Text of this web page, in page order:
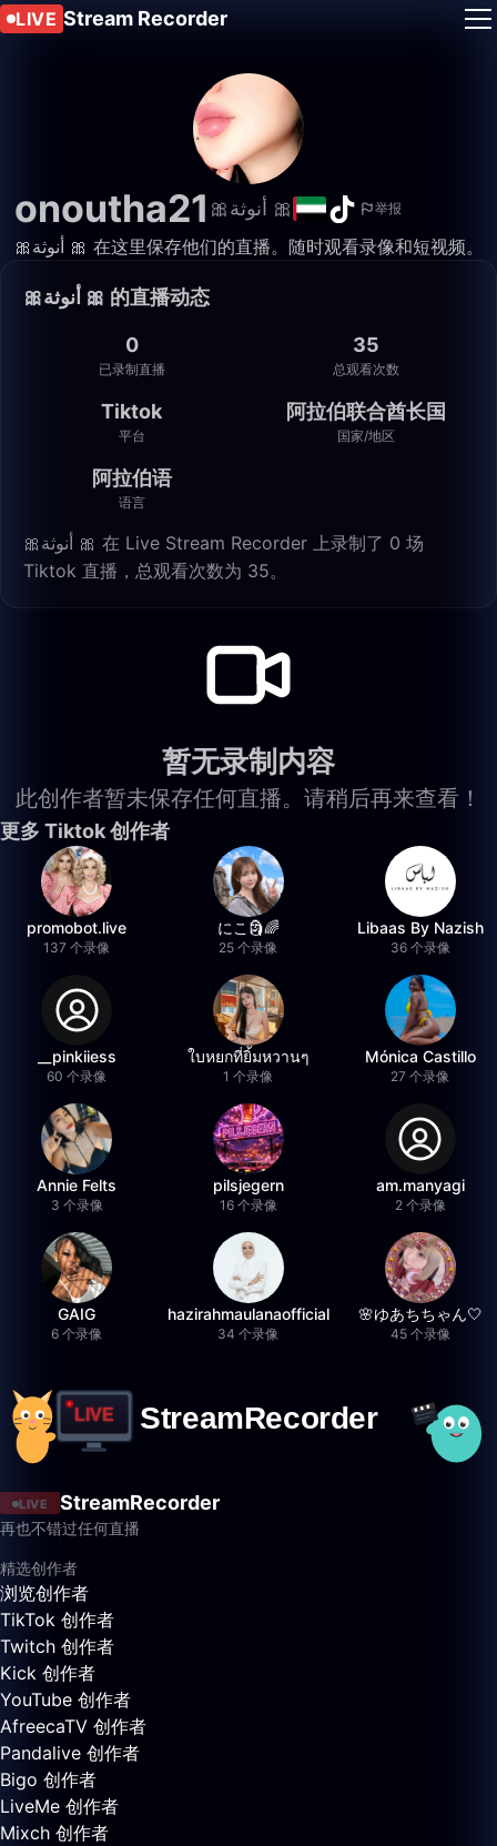
LIVE Stream Recorder
onoutha21 🎀أنوثة 🎀 举报
🎀أنوثة 🎀 在这里保存他们的直播。随时观看录像和短视频。
🎀أنوثة 🎀 的直播动态
0
已录制直播
35
总观看次数
Tiktok
平台
阿拉伯联合酋长国
国家/地区
阿拉伯语
语言
🎀أنوثة 🎀 在 Live Stream Recorder 上录制了 0 场
Tiktok 直播，总观看次数为 35。
暂无录制内容
此创作者暂未保存任何直播。请稍后再来查看！
更多 Tiktok 创作者
promobot.live
137 个录像
にこ🗿🌈
25 个录像
Libaas By Nazish
36 个录像
__pinkiiess
60 个录像
ใบหยกที่ยิ้มหวานๆ
1 个录像
Mónica Castillo
27 个录像
Annie Felts
3 个录像
pilsjegern
16 个录像
am.manyagi
2 个录像
GAIG
6 个录像
hazirahmaulanaofficial
34 个录像
🌸ゆあちちゃん🤍
45 个录像
LIVE StreamRecorder
再也不错过任何直播
精选创作者
浏览创作者
TikTok 创作者
Twitch 创作者
Kick 创作者
YouTube 创作者
AfreecaTV 创作者
Pandalive 创作者
Bigo 创作者
LiveMe 创作者
Mixch 创作者